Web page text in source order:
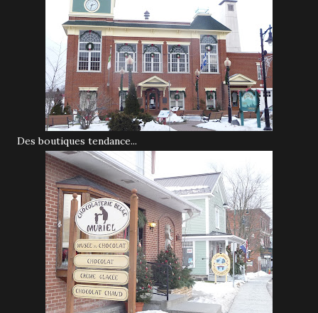
Des boutiques tendance...